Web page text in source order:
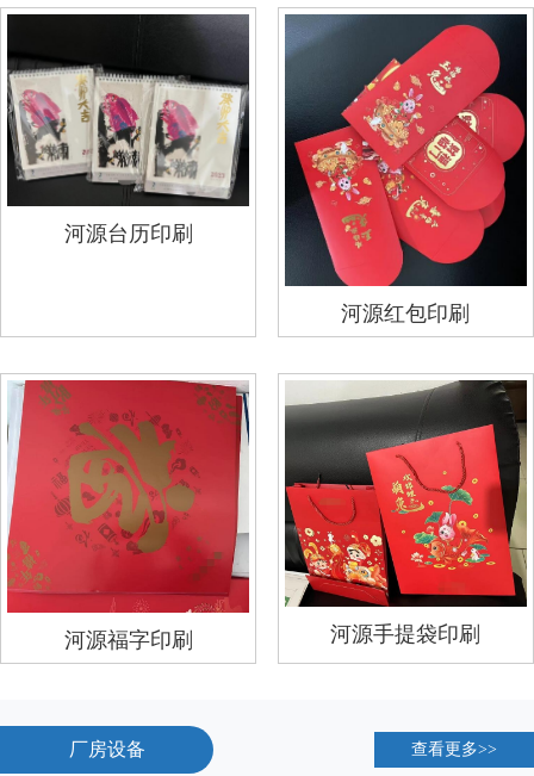
河源台历印刷
河源红包印刷
河源福字印刷 河源手提袋印刷
厂房设备 查看更多>>